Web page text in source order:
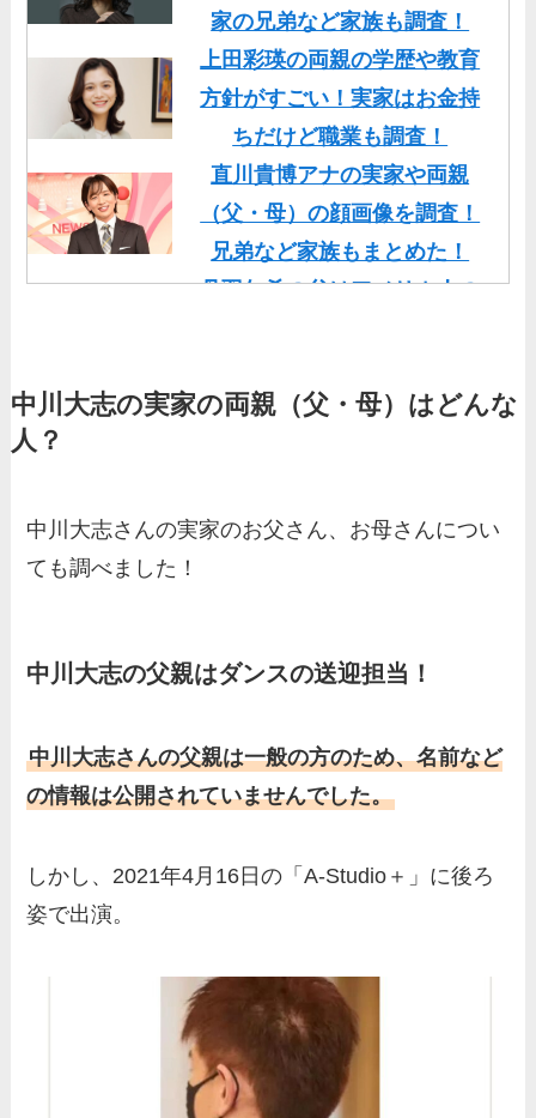
家の兄弟など家族も調査！
上田彩瑛の両親の学歴や教育
方針がすごい！実家はお金持
ちだけど職業も調査！
直川貴博アナの実家や両親
（父・母）の顔画像を調査！
兄弟など家族もまとめた！
丹羽仁希の父はアメリカ人の
基俊介の実家はお金持ち？兄
三浦璃来の実家はお金持ち！
母）を徹底調査！実家の兄弟
片岡凜の母親が美人！家族構
成や父・片岡達也、兄弟につ
梅澤廉アナの父親・母親の職
伊藤海彦の兄弟は弟の夏彦！
実家の両親など家族情報も全
部まとめた！
中川大志の実家の両親（父・母）はどんな
人？
中川大志さんの実家のお父さん、お母さんについ
ても調べました！
中川大志の父親はダンスの送迎担当！
中川大志さんの父親は一般の方のため、名前など
の情報は公開されていませんでした。
しかし、2021年4月16日の「A-Studio＋」に後ろ
姿で出演。